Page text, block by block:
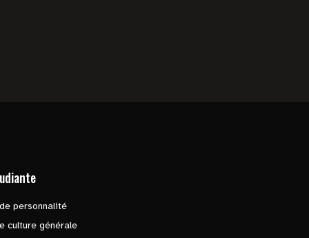
personnalité
culture générale